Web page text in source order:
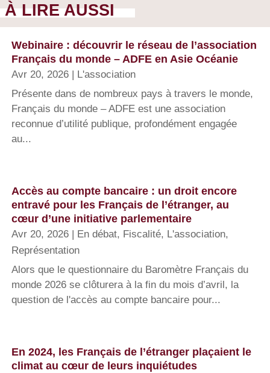
À LIRE AUSSI
Webinaire : découvrir le réseau de l’association
Français du monde – ADFE en Asie Océanie
Avr 20, 2026
L'association
Présente dans de nombreux pays à travers le monde,
Français du monde – ADFE est une association
reconnue d’utilité publique, profondément engagée
au...
Accès au compte bancaire : un droit encore
entravé pour les Français de l’étranger, au
cœur d’une initiative parlementaire
Avr 20, 2026 En débat, Fiscalité, L'association,
Représentation
Alors que le questionnaire du Baromètre Français du
monde 2026 se clôturera à la fin du mois d’avril, la
question de l'accès au compte bancaire pour...
En 2024, les Français de l’étranger plaçaient le
climat au cœur de leurs inquiétudes